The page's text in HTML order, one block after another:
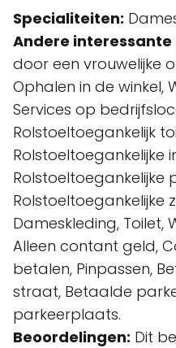
Specialiteiten:
Andere interessante
door een vrouwelijke
Ophalen in de winkel,
Services op
Rolstoeltoegankelijk
Rolstoeltoegankelijke
Rolstoeltoegankelijke
Rolstoeltoegankelijke
Dameskleding, Toilet,
Alleen contant geld,
betalen, Pinpassen,
straat, Betaalde
parkeerplaats.
Beoordelingen: Dit